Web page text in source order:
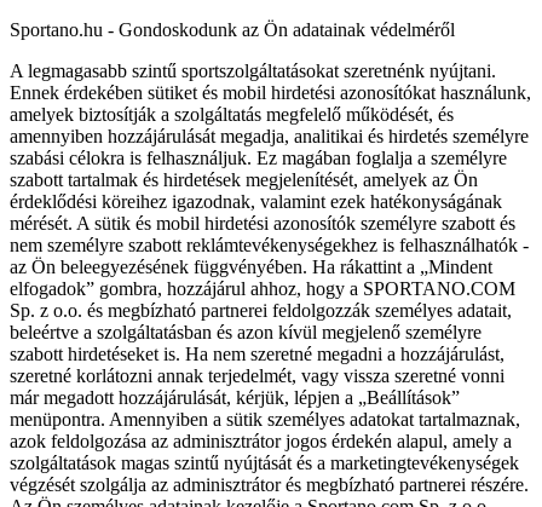
Sportano.hu - Gondoskodunk az Ön adatainak védelméről
A legmagasabb szintű sportszolgáltatásokat szeretnénk nyújtani.
Ennek érdekében sütiket és mobil hirdetési azonosítókat használunk,
amelyek biztosítják a szolgáltatás megfelelő működését, és
amennyiben hozzájárulását megadja, analitikai és hirdetés személyre
szabási célokra is felhasználjuk. Ez magában foglalja a személyre
szabott tartalmak és hirdetések megjelenítését, amelyek az Ön
érdeklődési köreihez igazodnak, valamint ezek hatékonyságának
mérését. A sütik és mobil hirdetési azonosítók személyre szabott és
nem személyre szabott reklámtevékenységekhez is felhasználhatók -
az Ön beleegyezésének függvényében. Ha rákattint a „Mindent
elfogadok” gombra, hozzájárul ahhoz, hogy a SPORTANO.COM
Sp. z o.o. és megbízható partnerei feldolgozzák személyes adatait,
beleértve a szolgáltatásban és azon kívül megjelenő személyre
szabott hirdetéseket is. Ha nem szeretné megadni a hozzájárulást,
szeretné korlátozni annak terjedelmét, vagy vissza szeretné vonni
már megadott hozzájárulását, kérjük, lépjen a „Beállítások”
menüpontra. Amennyiben a sütik személyes adatokat tartalmaznak,
azok feldolgozása az adminisztrátor jogos érdekén alapul, amely a
szolgáltatások magas szintű nyújtását és a marketingtevékenységek
végzését szolgálja az adminisztrátor és megbízható partnerei részére.